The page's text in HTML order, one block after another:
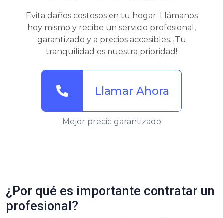
Evita daños costosos en tu hogar. Llámanos
hoy mismo y recibe un servicio profesional,
garantizado y a precios accesibles. ¡Tu
tranquilidad es nuestra prioridad!
Llamar Ahora
Mejor precio garantizado
¿Por qué es importante contratar un
profesional?